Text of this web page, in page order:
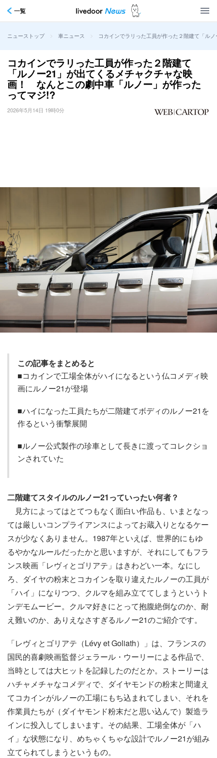
一覧
ニューストップ > 車ニュース > コカインでラリった工員が作った２階建て「ル
コカインでラリった工員が作った２階建て
「ルノー21」が出てくるメチャクチャな映
画！ なんとこの劇中車「ルノー」が作った
ってマジ!?
2026年5月14日 19時0分
この記事をまとめると
■コカインで工場全体がハイになるという仏コメディ映
画にルノー21が登場
■ハイになった工員たちが二階建てボディのルノー21を
作るという衝撃展開
■ルノー公式製作の珍車として長きに渡ってコレクショ
ンされていた
二階建てスタイルのルノー21っていったい何者？
見方によってはとてつもなく面白い作品も、いまとなっ
ては厳しいコンプライアンスによってお蔵入りとなるケー
スが少なくありません。1987年といえば、世界的にもゆ
るやかなルールだったかと思いますが、それにしてもフラ
ンス映画「レヴィとゴリアテ」はきわどい一本。なにし
ろ、ダイヤの粉末とコカインを取り違えたルノーの工員が
「ハイ」になりつつ、クルマを組み立ててしまうというト
ンデモムービー。クルマ好きにとって抱腹絶倒なのか、耐
え難いのか、ありえなさすぎるルノー21のご紹介です。
「レヴィとゴリアテ（Lévy et Goliath）」は、フランスの
国民的喜劇映画監督ジェラール・ウーリーによる作品で、
当時としては大ヒットを記録したのだとか。ストーリーは
ハチャメチャなコメディで、ダイヤモンドの粉末と間違え
てコカインがルノーの工場にもち込まれてしまい、それを
作業員たちが（ダイヤモンド粉末だと思い込んで）製造ラ
インに投入してしまいます。その結果、工場全体が「ハ
イ」な状態になり、めちゃくちゃな設計でルノー21が組み
立てられてしまうというもの。